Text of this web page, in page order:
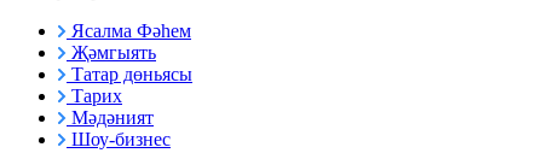
Ясалма Фәһем
Җәмгыять
Татар дөньясы
Тарих
Мәдәният
Шоу-бизнес